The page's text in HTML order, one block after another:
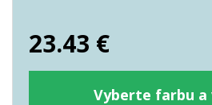
23.43 €
Vyberte farbu